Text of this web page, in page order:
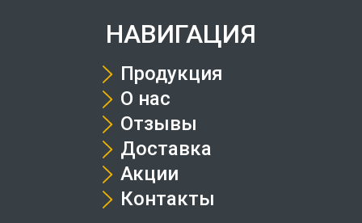
НАВИГАЦИЯ
Продукция
О нас
Отзывы
Доставка
Акции
Контакты